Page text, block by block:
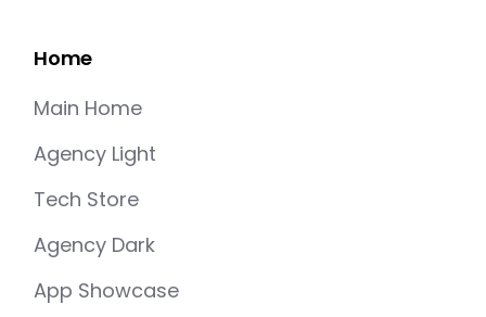
Home
Main Home
Agency Light
Tech Store
Agency Dark
App Showcase